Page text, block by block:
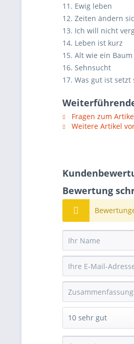
11. Ewig leben
12. Zeiten ändern
13. Ich will nicht
14. Leben ist kurz
15. Alt wie ein Baum
16. Sehnsucht
17. Was gut ist
Fragen zum
Weitere Artikel
Bewertung